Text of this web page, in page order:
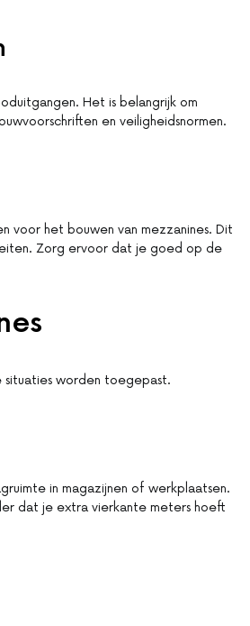
Het is belangrijk om
en veiligheidsnormen.
voor het bouwen van mezzanines. Dit
Zorg ervoor dat je goed op de
situaties worden toegepast.
in magazijnen of werkplaatsen.
dat je extra vierkante meters hoeft